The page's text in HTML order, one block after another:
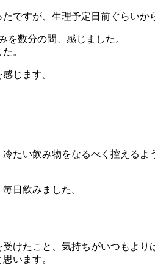
ですが、生理予定日前ぐらいか
を数分の間、感じました。
。
じます。
たい飲み物をなるべく控える
日飲みました。
けたこと、気持ちがいつもよ
います。